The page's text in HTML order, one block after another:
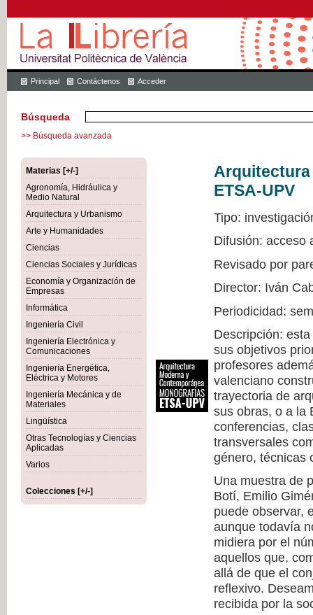
Principal Contáctenos Acceder
Búsqueda
>> Búsqueda avanzada
Materias [+/-]
Agronomía, Hidráulica y
Medio Natural
Arquitectura y Urbanismo
Arte y Humanidades
Ciencias
Ciencias Sociales y Jurídicas
Economía y Organización de
Empresas
Informática
Ingeniería Civil
Ingeniería Electrónica y
Comunicaciones
Ingeniería Energética,
Eléctrica y Motores
Ingeniería Mecánica y de
Materiales
Lingüística
Otras Tecnologías y Ciencias
Aplicadas
Varios
Colecciones [+/-]
Arquitectura
ETSA-UPV
Tipo:
Difusión: acceso
Revisado por
Director: Iván
Periodicidad:
Descripción:
sus objetivos
profesores
valenciano
trayectoria de
sus obras, o a la
conferencias,
transversales
género, técnicas
Una muestra de
Botí, Emilio
puede observar,
aunque todavía
midiera por el
aquellos que,
allá de que el
reflexivo.
recibida por la